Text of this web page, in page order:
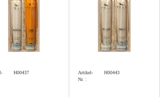
H00437
Artikel-
Nr. :
H00443